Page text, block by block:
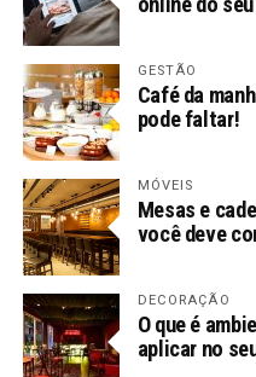
GESTÃO
Café da
pode faltar!
MÓVEIS
Mesas e
você deve
DECORAÇÃO
O que é
aplicar no